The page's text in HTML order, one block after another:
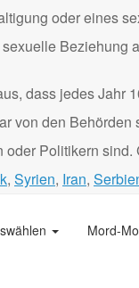
oder eines
Beziehung
dass jedes Jahr
von den
Politikern
, Syrien, Iran,